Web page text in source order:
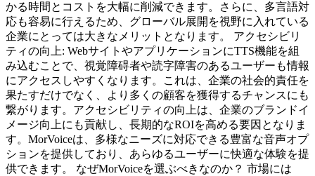
かる時間とコストを大幅に削減できます。さらに、多言語対
応も容易に行えるため、グローバル展開を視野に入れている
企業にとっては大きなメリットとなります。 アクセシビリ
ティの向上: WebサイトやアプリケーションにTTS機能を組
み込むことで、視覚障碍者や読字障害のあるユーザーも情報
にアクセスしやすくなります。これは、企業の社会的責任を
果たすだけでなく、より多くの顧客を獲得するチャンスにも
繋がります。アクセシビリティの向上は、企業のブランドイ
メージ向上にも貢献し、長期的なROIを高める要因となりま
す。MorVoiceは、多様なニーズに対応できる豊富な音声オプ
ションを提供しており、あらゆるユーザーに快適な体験を提
供できます。 なぜMorVoiceを選ぶべきなのか？ 市場には